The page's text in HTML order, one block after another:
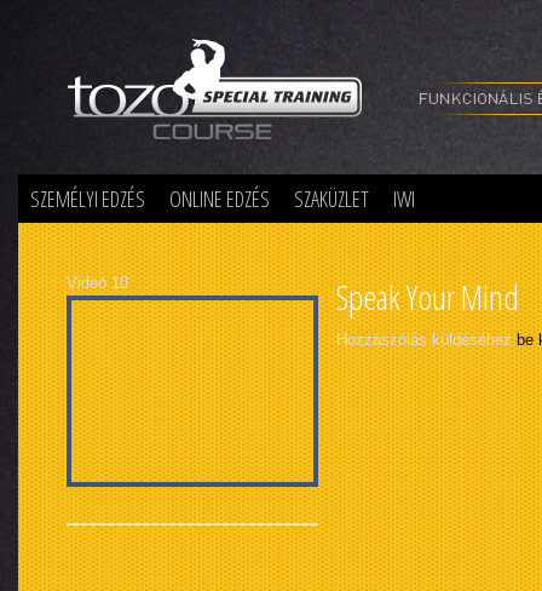
Special Training
SZEMÉLYI EDZÉS ONLINE EDZÉS SZAKÜZLET IWI
Videó 10 Speak Your Mind
Hozzászólás küldéséhezbe